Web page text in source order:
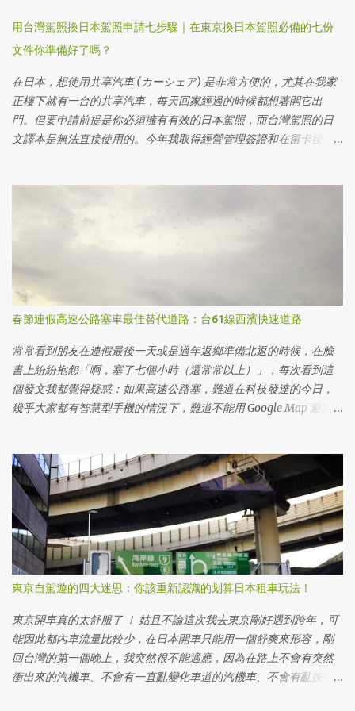
用台灣駕照換日本駕照申請七步驟｜在東京換日本駕照必備的七份
文件你準備好了嗎？
在日本，想使用共享汽車 (カーシェア) 是非常方便的，尤其在我家
正樓下就有一台的共享汽車，每天回家經過的時候都想著開它出
門。但要申請前提是你必須擁有有效的日本駕照，而台灣駕照的日
文譯本是無法直接使用的。今年我取得經營管理簽證和在留卡後，
件、申請換駕照，並成功獲得日本駕照。 不管你是剛來東京，還是
已經在這裡生活了一段時間，只要你有台灣駕照，透過這些步驟，
你就能輕鬆完成駕照轉換，在日本合法開車上路，享受更多便利。
巧，讓你的台灣駕照換日本駕照的過程更加順利！ 住在其他地方的
在日台灣人，可以參考其他縣市網友的心得： 名古屋｜[在日生活]
在名古屋換日本駕照(運転免許証) - 省下30萬円的打怪任務 大阪・
京都｜[日本，情報]台灣駕照換日本駕照，日本運転免許Get筆記整
理!! 為甚麼要換日本駕照三大理由，用台灣駕照日文譯本不行嗎？ 當
然你是短期來日本旅遊的，當然就是用駕照日文譯本就可以。但是
如果你是各種不同在留（長期居留）資格， 依據日本的法律 ，是必
本駕照之方式，即可在日本駕駛汽車或騎乘摩托車。前者是適合短
期停留者，後者是適合長期居留者之制度。而本項措施不適用以營
利為目的之計程車或大客車之駕駛，若有此需求，必須取得日本的
第二種駕駛執照（職業駕照）。 引述自日本台灣交流協會 而且就像
我開頭所說，在日本租車，除了一般的租車方式以外，更方便的就
是共享汽車使用，這大概是申請日本駕照的最大價值，尤其我住在
東京都內，要買車還得先要有車位，東京的車位那可不是小錢啊。
所以共享汽車就成為重要的選擇。而且除了 My Number 以外，日本
駕照通常還可以當作申辦很多服務所需要的第二證件，只要資料齊
全，通常在取得在留卡的當天甚至隔天就可以拿到日本駕照，對日
本生活開局可以說是相當方便的證件，所以會開車的朋友請務必辦
一下。 所以長期居留身份的台灣人換日本駕照的三大好處 可以真正
春節連假高速公路塞車最佳替代道路：台61線西濱快速道路
常常看到朋友在連假最後一天或是過年返鄉準備北返的時候，在臉
書上紛紛抱怨「啊，塞了七個小時（還常常以上）」，每次看到這
個發文我都覺得疑惑：如果高速公路塞，難道在科技發達的今日，
幾乎大家都有智慧型手機的情況下，難道不能用 Google Map 避開高
東京自駕遊的四大迷思：你該重新認識的划算日本租車玩法！
東京開車真的太舒服了 ！ 姑且不論這次我去東京剛好遇到跨年，可
能因此都內車流量比較少，在日本開車只能用一個舒爽來形容，剛
回台灣的第一個晚上，我突然很不能適應，因為在路上不會有突然
衝出來的汽機車、不會有一直亂變化車道的汽機車、不會有亂按喇